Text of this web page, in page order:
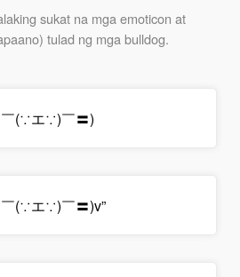
sukat na mga emoticon at
tulad ng mga bulldog.
(∵エ∵)￣〓)
￣(∵エ∵)￣〓)v”